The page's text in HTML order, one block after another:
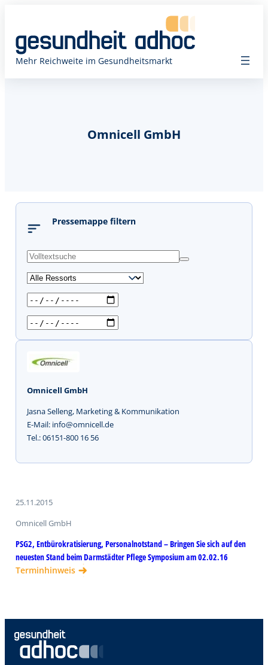
Mehr Reichweite im Gesundheitsmarkt
Omnicell GmbH
Pressemappe filtern
s
Omnicell GmbH
Jasna Selleng, Marketing & Kommunikation
E-Mail: info@omnicell.de
Tel.: 06151-800 16 56
25.11.2015
Omnicell GmbH
PSG2, Entbürokratisierung, Personalnotstand – Bringen Sie sich auf den
neuesten Stand beim Darmstädter Pflege Symposium am 02.02.16
Terminhinweis